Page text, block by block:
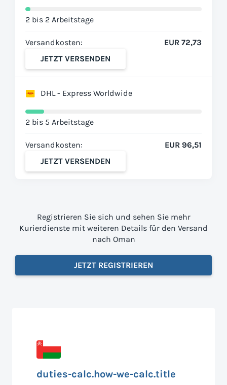
2 bis 2 Arbeitstage
Versandkosten:
EUR 72,73
JETZT VERSENDEN
DHL - Express Worldwide
2 bis 5 Arbeitstage
Versandkosten:
EUR 96,51
JETZT VERSENDEN
Registrieren Sie sich und sehen Sie mehr
Kurierdienste mit weiteren Details für den Versand
nach Oman
JETZT REGISTRIEREN
duties-calc.how-we-calc.title